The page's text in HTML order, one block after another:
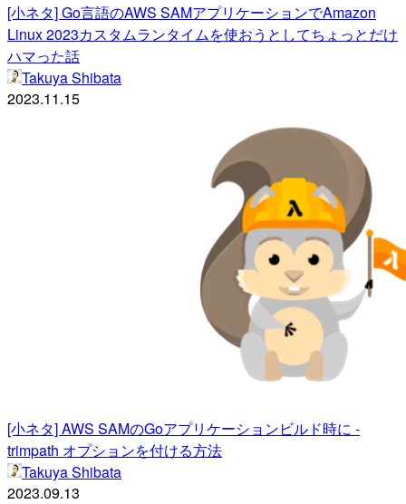
[小ネタ] Go言語のAWS SAMアプリケーションでAmazon
Linux 2023カスタムランタイムを使おうとしてちょっとだけ
ハマった話
Takuya Shibata
2023.11.15
[小ネタ] AWS SAMのGoアプリケーションビルド時に -
trimpath オプションを付ける方法
Takuya Shibata
2023.09.13